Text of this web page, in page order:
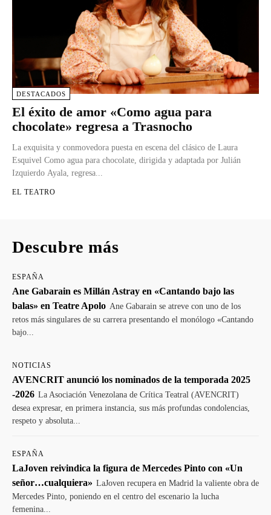
DESTACADOS
El éxito de amor «Como agua para
chocolate» regresa a Trasnocho
La exquisita y conmovedora puesta en escena del clásico de Laura
Esquivel Como agua para chocolate, dirigida y adaptada por Julián
Izquierdo Ayala, regresa...
EL TEATRO
Descubre más
ESPAÑA
Ane Gabarain es Millán Astray en «Cantando bajo las
balas» en Teatre Apolo Ane Gabarain se atreve con uno de los
retos más singulares de su carrera presentando el monólogo «Cantando
bajo...
NOTICIAS
AVENCRIT anunció los nominados de la temporada 2025
-2026 La Asociación Venezolana de Crítica Teatral (AVENCRIT)
desea expresar, en primera instancia, sus más profundas condolencias,
respeto y absoluta...
ESPAÑA
LaJoven reivindica la figura de Mercedes Pinto con «Un
señor…cualquiera» LaJoven recupera en Madrid la valiente obra de
Mercedes Pinto, poniendo en el centro del escenario la lucha
femenina...